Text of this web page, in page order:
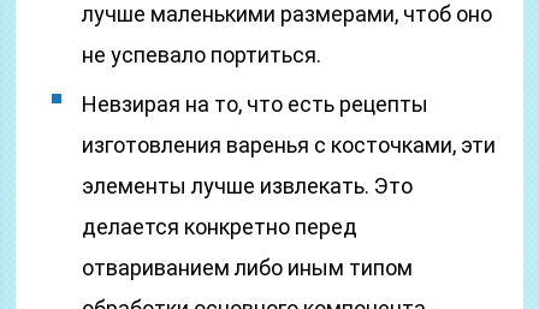
лучше маленькими размерами, чтоб оно
не успевало портиться.
Невзирая на то, что есть рецепты
изготовления варенья с косточками, эти
элементы лучше извлекать. Это
делается конкретно перед
отвариванием либо иным типом